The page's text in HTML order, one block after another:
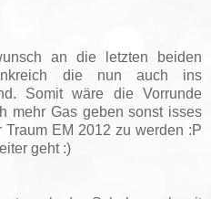
an die letzten beiden
die nun auch ins
Somit wäre die Vorrunde
mehr Gas geben sonst isses
EM 2012 zu werden :P
geht :)